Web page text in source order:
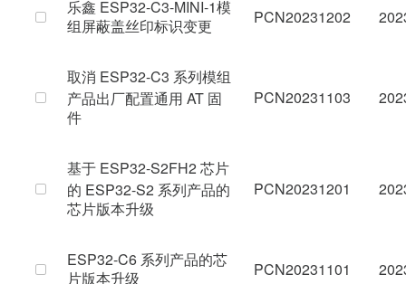
乐鑫 ESP32-C3-MINI-1模
组屏蔽盖丝印标识变更
PCN20231202
取消 ESP32-C3 系列模组
产品出厂配置通用 AT 固
件
PCN20231103
基于 ESP32-S2FH2 芯片
的 ESP32-S2 系列产品的
芯片版本升级
PCN20231201
ESP32-C6 系列产品的芯
片版本升级
PCN20231101